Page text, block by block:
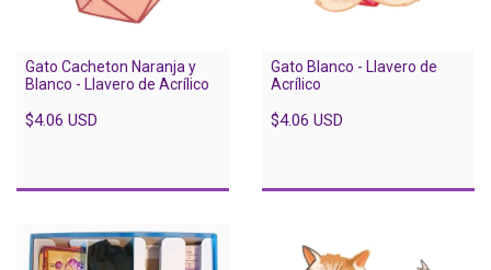
Gato Cacheton Naranja y
Blanco - Llavero de Acrílico
$4.06 USD
Gato Blanco - Llavero de
Acrílico
$4.06 USD